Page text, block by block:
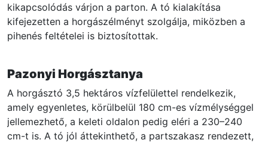
kikapcsolódás várjon a parton. A tó kialakítása
kifejezetten a horgászélményt szolgálja, miközben a
pihenés feltételei is biztosítottak.
Pazonyi Horgásztanya
A horgásztó 3,5 hektáros vízfelülettel rendelkezik,
amely egyenletes, körülbelül 180 cm-es vízmélységgel
jellemezhető, a keleti oldalon pedig eléri a 230–240
cm-t is. A tó jól áttekinthető, a partszakasz rendezett,